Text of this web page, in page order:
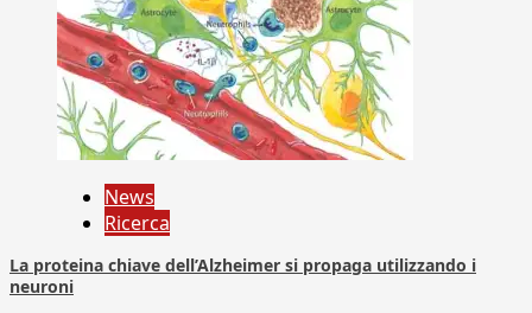
News
Ricerca
La proteina chiave dell’Alzheimer si propaga utilizzando i
neuroni